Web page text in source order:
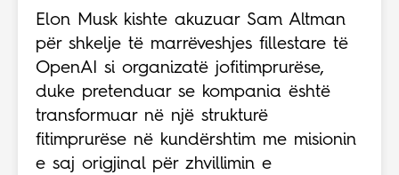
Elon Musk kishte akuzuar Sam Altman
për shkelje të marrëveshjes fillestare të
OpenAI si organizatë jofitimprurëse,
duke pretenduar se kompania është
transformuar në një strukturë
fitimprurëse në kundërshtim me misionin
e saj origjinal për zhvillimin e